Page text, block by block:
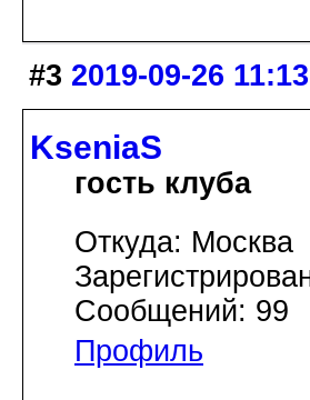
#3 2019-09-26
KseniaS
гость клуба
Откуда: Москва
Сообщений: 99
Профиль